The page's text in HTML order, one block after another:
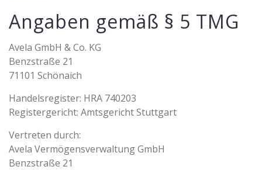
Angaben gemäß § 5 TMG
Avela GmbH & Co. KG
Benzstraße 21
71101 Schönaich
Handelsregister: HRA 740203
Registergericht: Amtsgericht Stuttgart
Vertreten durch:
Avela Vermögensverwaltung GmbH
Benzstraße 21